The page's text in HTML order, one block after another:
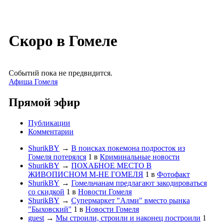
Скоро в Гомеле
Событий пока не предвидится.
Афиша Гомеля
Прямой эфир
Публикации
Комментарии
ShurikBY → В поисках покемона подросток из
Гомеля потерялся 1 в Криминальные новости
ShurikBY → ПОХАБНОЕ МЕСТО В
ЖИВОПИСНОМ М-НЕ ГОМЕЛЯ 1 в Фотофакт
ShurikBY → Гомельчанам предлагают закодироваться
со скидкой 1 в Новости Гомеля
ShurikBY → Супермаркет "Алми" вместо рынка
"Быховский" 1 в Новости Гомеля
guest → Мы строили, строили и наконец построили 1